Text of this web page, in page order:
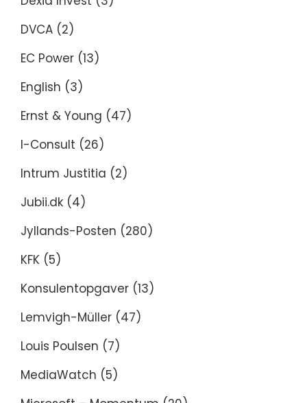
DVCA (2)
EC Power (13)
English (3)
Ernst & Young (47)
I-Consult (26)
Intrum Justitia (2)
Jubii.dk (4)
Jyllands-Posten (280)
KFK (5)
Konsulentopgaver (13)
Lemvigh-Müller (47)
Louis Poulsen (7)
MediaWatch (5)